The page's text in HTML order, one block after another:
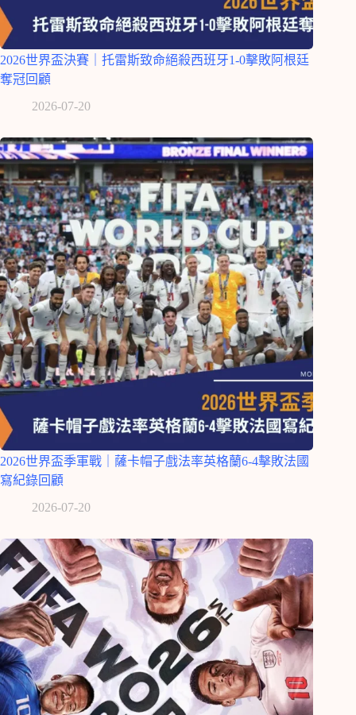
2026世界盃決賽｜托雷斯致命絕殺西班牙1-0擊敗阿根廷
奪冠回顧
2026-07-20
2026世界盃季軍戰｜薩卡帽子戲法率英格蘭6-4擊敗法國
寫紀錄回顧
2026-07-20